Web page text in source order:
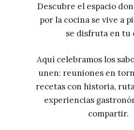
Descubre el espacio
por la cocina se vive a
se disfruta en tu
Aquí celebramos los
unen: reuniones en
recetas con historia,
experiencias
compartir.